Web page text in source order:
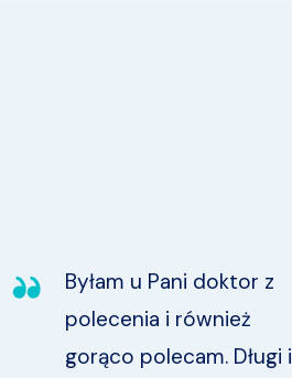
Byłam u Pani doktor z
polecenia i również
gorąco polecam. Długi i